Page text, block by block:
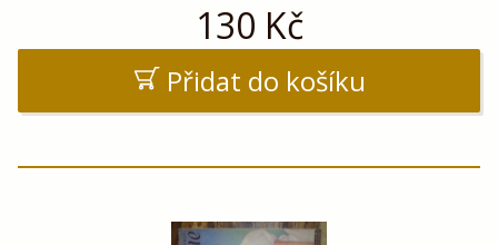
130 Kč
Přidat do košíku